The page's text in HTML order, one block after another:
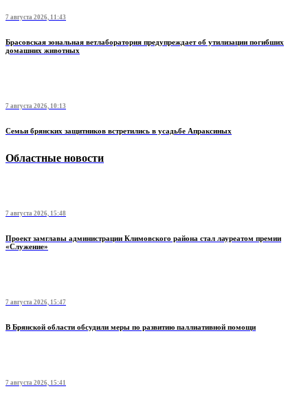
7 августа 2026, 11:43
Брасовская зональная ветлаборатория предупреждает об утилизации погибших
домашних животных
7 августа 2026, 10:13
Семьи брянских защитников встретились в усадьбе Апраксиных
Областные новости
7 августа 2026, 15:48
Проект замглавы администрации Климовского района стал лауреатом премии
«Служение»
7 августа 2026, 15:47
В Брянской области обсудили меры по развитию паллиативной помощи
7 августа 2026, 15:41